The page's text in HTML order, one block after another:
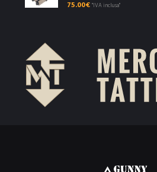
75.00€ "IVA inclusa"